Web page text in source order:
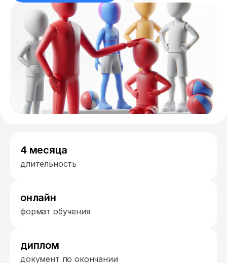
4 месяца
длительность
онлайн
формат обучения
диплом
документ по окончании